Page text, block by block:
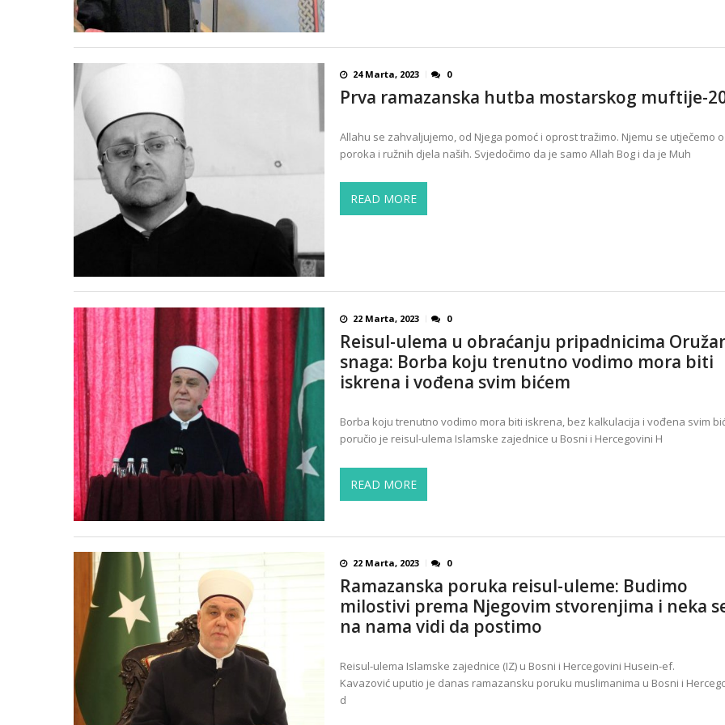
24 Marta, 2023 0
Prva ramazanska hutba mostarskog muftije-
Allahu se zahvaljujemo, od Njega pomoć i oprost tražimo. Njemu se utječemo
poroka i ružnih djela naših. Svjedočimo da je samo Allah Bog i da je Muh
READ MORE
22 Marta, 2023 0
Reisul-ulema u obraćanju pripadnicima
snaga: Borba koju trenutno vodimo mora biti
iskrena i vođena svim bićem
Borba koju trenutno vodimo mora biti iskrena, bez kalkulacija i vođena svim
poručio je reisul-ulema Islamske zajednice u Bosni i Hercegovini H
READ MORE
22 Marta, 2023 0
Ramazanska poruka reisul-uleme: Budimo
milostivi prema Njegovim stvorenjima i neka
na nama vidi da postimo
Reisul-ulema Islamske zajednice (IZ) u Bosni i Hercegovini Husein-ef.
Kavazović uputio je danas ramazansku poruku muslimanima u Bosni i
d